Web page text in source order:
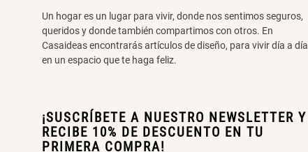
Un hogar es un lugar para vivir, donde nos sentimos seguros,
queridos y donde también compartimos con otros. En
Casaideas encontrarás artículos de diseño, para vivir día a día
en un espacio que te haga feliz.
¡SUSCRÍBETE A NUESTRO NEWSLETTER Y
RECIBE 10% DE DESCUENTO EN TU
PRIMERA COMPRA!